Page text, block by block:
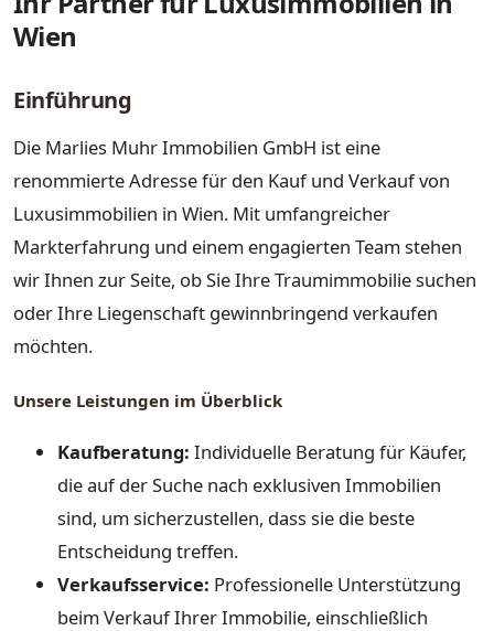
Wien
Einführung
Die Marlies Muhr Immobilien GmbH ist eine
renommierte Adresse für den Kauf und Verkauf von
Luxusimmobilien in Wien. Mit umfangreicher
Markterfahrung und einem engagierten Team stehen
wir Ihnen zur Seite, ob Sie Ihre Traumimmobilie suchen
oder Ihre Liegenschaft gewinnbringend verkaufen
möchten.
Unsere Leistungen im Überblick
Kaufberatung: Individuelle Beratung für Käufer,
die auf der Suche nach exklusiven Immobilien
sind, um sicherzustellen, dass sie die beste
Entscheidung treffen.
Verkaufsservice: Professionelle Unterstützung
beim Verkauf Ihrer Immobilie, einschließlich